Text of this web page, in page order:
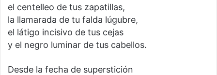
el centelleo de tus zapatillas,
la llamarada de tu falda lúgubre,
el látigo incisivo de tus cejas
y el negro luminar de tus cabellos.
Desde la fecha de superstición